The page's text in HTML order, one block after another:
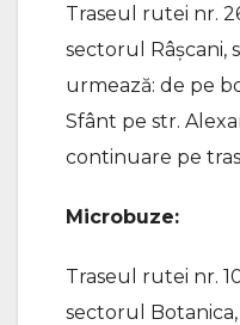
Traseul rutei nr.
sectorul Râșcani,
urmează: de pe
Sfânt pe str.
continuare pe
Microbuze:
Traseul rutei nr.
sectorul